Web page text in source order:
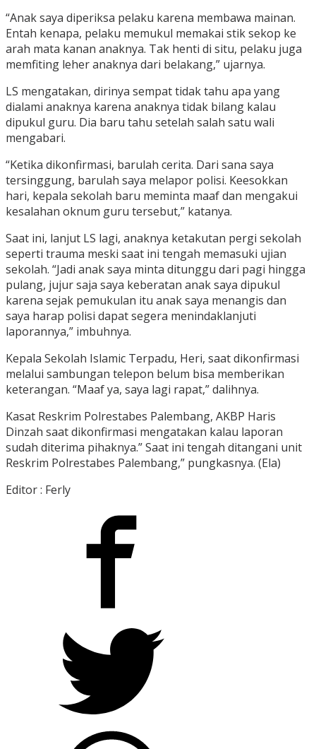
“Anak saya diperiksa pelaku karena membawa mainan.
Entah kenapa, pelaku memukul memakai stik sekop ke
arah mata kanan anaknya. Tak henti di situ, pelaku juga
memfiting leher anaknya dari belakang,” ujarnya.
LS mengatakan, dirinya sempat tidak tahu apa yang
dialami anaknya karena anaknya tidak bilang kalau
dipukul guru. Dia baru tahu setelah salah satu wali
mengabari.
“Ketika dikonfirmasi, barulah cerita. Dari sana saya
tersinggung, barulah saya melapor polisi. Keesokkan
hari, kepala sekolah baru meminta maaf dan mengakui
kesalahan oknum guru tersebut,” katanya.
Saat ini, lanjut LS lagi, anaknya ketakutan pergi sekolah
seperti trauma meski saat ini tengah memasuki ujian
sekolah. “Jadi anak saya minta ditunggu dari pagi hingga
pulang, jujur saja saya keberatan anak saya dipukul
karena sejak pemukulan itu anak saya menangis dan
saya harap polisi dapat segera menindaklanjuti
laporannya,” imbuhnya.
Kepala Sekolah Islamic Terpadu, Heri, saat dikonfirmasi
melalui sambungan telepon belum bisa memberikan
keterangan. “Maaf ya, saya lagi rapat,” dalihnya.
Kasat Reskrim Polrestabes Palembang, AKBP Haris
Dinzah saat dikonfirmasi mengatakan kalau laporan
sudah diterima pihaknya.” Saat ini tengah ditangani unit
Reskrim Polrestabes Palembang,” pungkasnya. (Ela)
Editor : Ferly